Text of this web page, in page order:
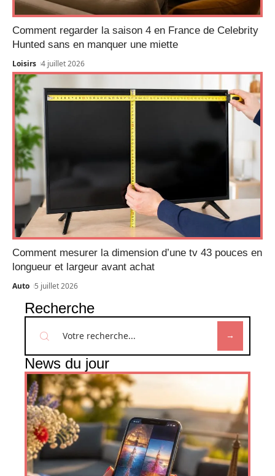
Comment regarder la saison 4 en France de Celebrity
Hunted sans en manquer une miette
Loisirs 4 juillet 2026
Comment mesurer la dimension d’une tv 43 pouces en
longueur et largeur avant achat
Auto 5 juillet 2026
Recherche
News du jour